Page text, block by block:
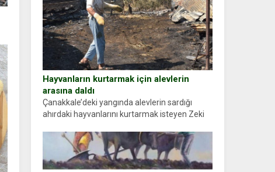
Hayvanların kurtarmak için alevlerin
arasına daldı
Çanakkale’deki yangında alevlerin sardığı
ahırdaki hayvanlarını kurtarmak isteyen Zeki
ellerinde yanıklar oluşan Demir, kâbus dolu
anları anlattı… Merkeze bağlı...